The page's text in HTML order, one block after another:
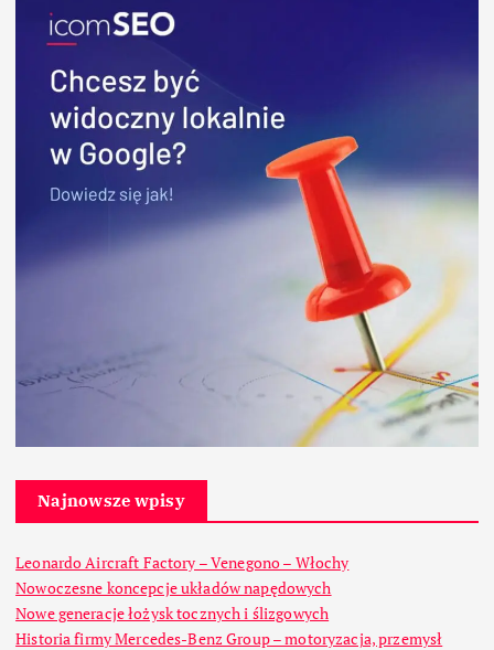
Najnowsze wpisy
Leonardo Aircraft Factory – Venegono – Włochy
Nowoczesne koncepcje układów napędowych
Nowe generacje łożysk tocznych i ślizgowych
Historia firmy Mercedes-Benz Group – motoryzacja, przemysł